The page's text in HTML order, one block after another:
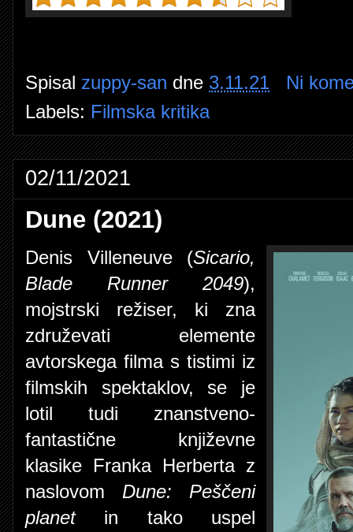
Spisal zuppy-san dne 3.11.21
Ni
Labels: Filmska kritika
02/11/2021
Dune (2021)
Denis Villeneuve (Sicario,
Blade Runner 2049),
mojstrski režiser, ki zna
združevati elemente
avtorskega filma s tistimi iz
filmskih spektaklov, se je
lotil tudi znanstveno-
fantastične književne
klasike Franka Herberta z
naslovom Dune: Peščeni
planetin tako uspel